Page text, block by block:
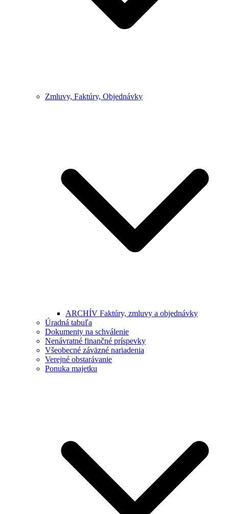
Zmluvy, Faktúry, Objednávky
ARCHÍV Faktúry, zmluvy a objednávky
Úradná tabuľa
Dokumenty na schválenie
Nenávratné finančné príspevky
Všeobecné záväzné nariadenia
Verejné obstarávanie
Ponuka majetku